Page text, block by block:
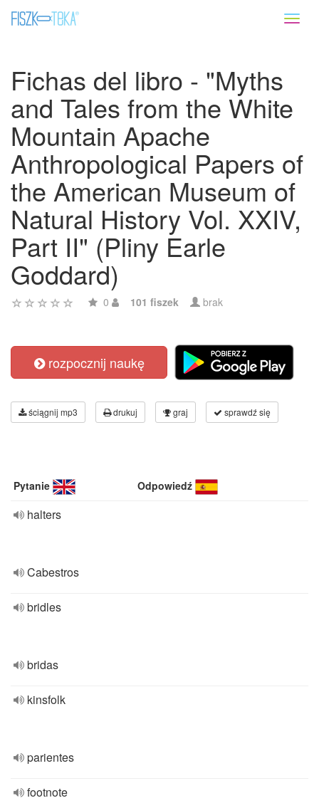
Fichas del libro - "Myths
and Tales from the White
Mountain Apache
Anthropological Papers of
the American Museum of
Natural History Vol. XXIV,
Part II" (Pliny Earle
Goddard)
0 101 fiszek brak
rozpocznij naukę
ściągnij mp3 drukuj graj sprawdź się
Pytanie Odpowiedź
halters
Cabestros
bridles
bridas
kinsfolk
parientes
footnote